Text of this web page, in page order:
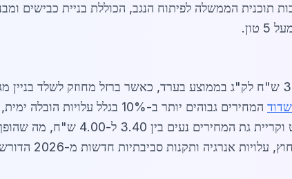
לגדול ב-15% עד סוף 2026, בעקבות תוכנית הממשלה לפיתוח הנגב, הכוללת
המחירים גבוהים יותר ב-10% בגלל עלויות הובלה ימית, בעוד ב
אך עם זמני אספקה ארוכים יותר.
ותקנות סביבתיות חדשות מ-2026 הדורשות ברזל ממוחזר. לקבלת